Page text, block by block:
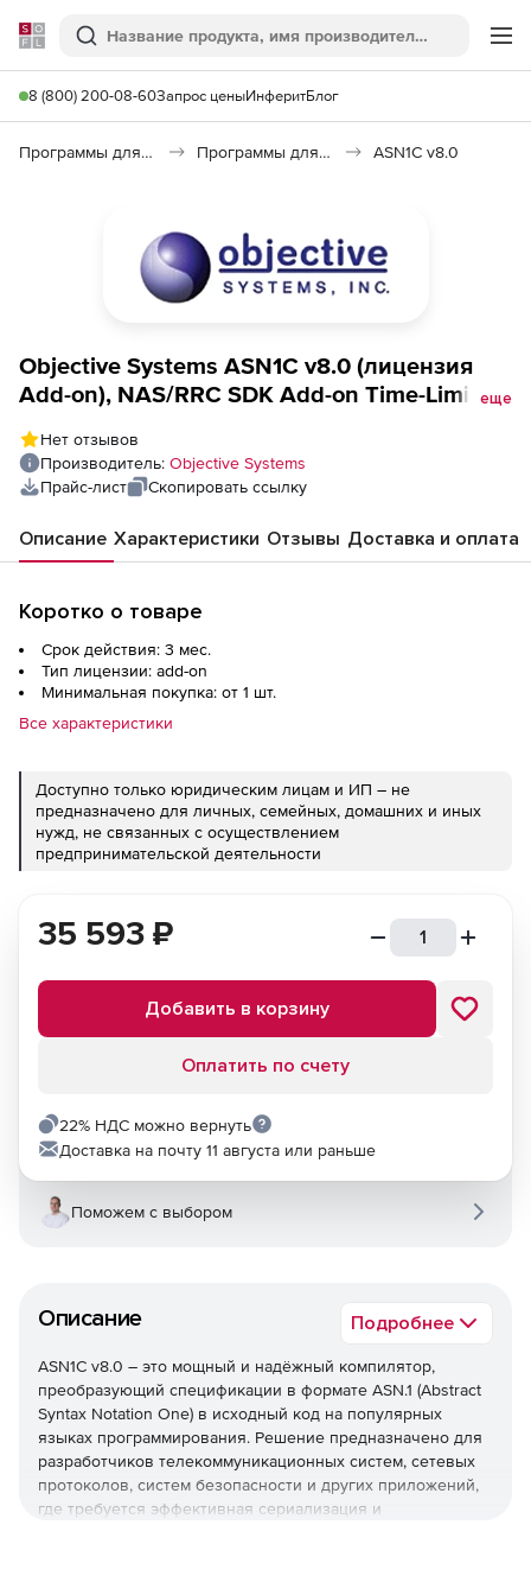
Softline
Поиск
8 (800) 200-08-60Запрос ценыИнферитБлог
Программы для программирования Программы для разработки ПО ASN1C v8.0
Objective Systems ASN1C v8.0 (лицензия
Add-on), NAS/RRC SDK Add-on Time-Limited
еще
Нет отзывов
Производитель: Objective Systems
Прайс-лист
Скопировать ссылку
Описание Характеристики Отзывы Доставка и оплата
Коротко о товаре
Срок действия: 3 мес.
Тип лицензии: add-on
Минимальная покупка: от 1 шт.
Все характеристики
Доступно только юридическим лицам и ИП – не
предназначено для личных, семейных, домашних и иных
нужд, не связанных с осуществлением
предпринимательской деятельности
Описание Подробнее
ASN1C v8.0 – это мощный и надёжный компилятор,
преобразующий спецификации в формате ASN.1 (Abstract
Syntax Notation One) в исходный код на популярных
языках программирования. Решение предназначено для
разработчиков телекоммуникационных систем, сетевых
протоколов, систем безопасности и других приложений,
где требуется эффективная сериализация и
35 593 ₽
Добавить в корзину
Оплатить по счету
22% НДС можно вернуть
Доставка на почту 11 августа или раньше
Поможем с выбором